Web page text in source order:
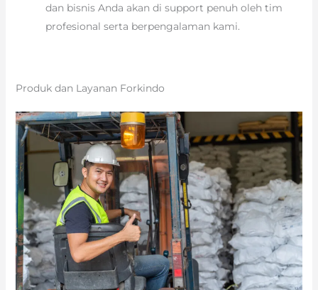
dan bisnis Anda akan di support penuh oleh tim
profesional serta berpengalaman kami.
Produk dan Layanan Forkindo